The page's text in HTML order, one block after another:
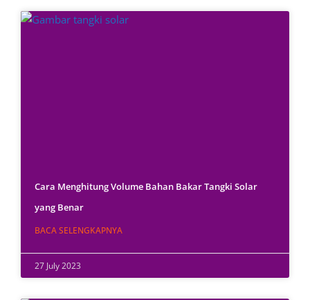
Cara Menghitung Volume Bahan Bakar Tangki Solar
yang Benar
BACA SELENGKAPNYA
27 July 2023